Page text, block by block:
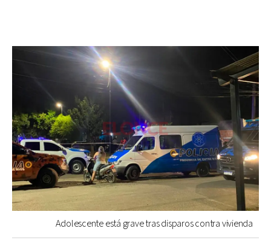
Adolescente está grave tras disparos contra vivienda